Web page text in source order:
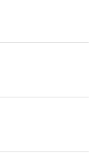
Wien sowie
hatten
des
ihre
durch
ein. Gefördert